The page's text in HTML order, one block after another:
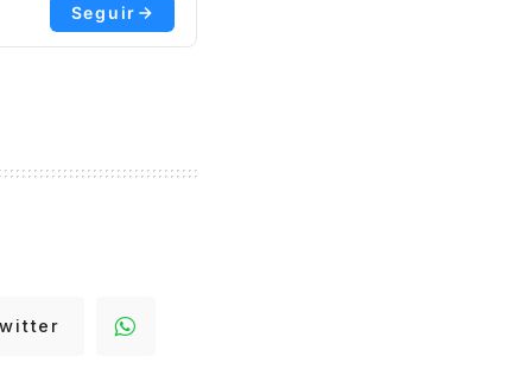
Seguir